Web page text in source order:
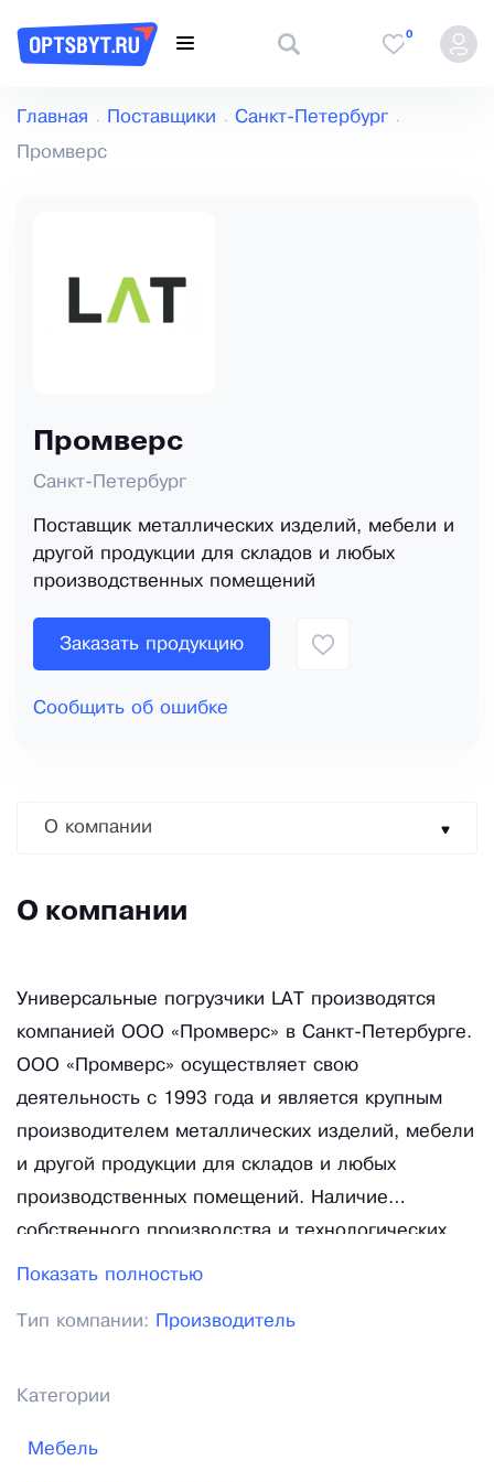
0
Главная Поставщики Санкт-Петербург
Промверс
Промверс
Санкт-Петербург
Поставщик металлических изделий, мебели и
другой продукции для складов и любых
производственных помещений
Заказать продукцию
Сообщить об ошибке
О компании
О компании
Универсальные погрузчики LAT производятся
компанией ООО «Промверс» в Санкт-Петербурге.
ООО «Промверс» осуществляет свою
деятельность с 1993 года и является крупным
производителем металлических изделий, мебели
и другой продукции для складов и любых
производственных помещений. Наличие
собственного производства и технологических
ресурсов позволяет нам выполнять сложные
уникальные изделия, которые воплощают в
правильной и безопасной организации
Показать полностью
Тип компании: Производитель
Категории
Мебель